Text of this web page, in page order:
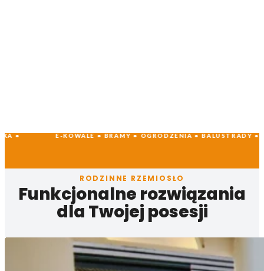
E-KOWALE • BRAMY • OGRODZENIA • BALUSTRADY •
RODZINNE RZEMIOSŁO
Funkcjonalne rozwiązania
dla Twojej posesji